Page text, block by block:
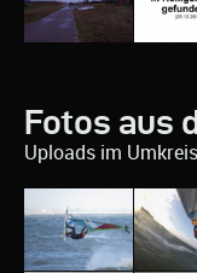
Fotos aus
Uploads im